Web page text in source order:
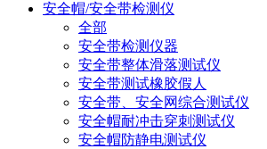
安全帽/安全带检测仪
全部
安全带检测仪器
安全带整体滑落测试仪
安全带测试橡胶假人
安全带、安全网综合测试仪
安全帽耐冲击穿刺测试仪
安全帽防静电测试仪